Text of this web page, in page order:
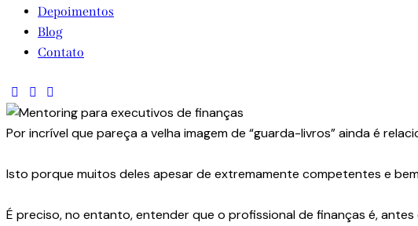
Depoimentos
Blog
Contato
Por incrível que pareça a velha imagem de “guarda-livros” ainda é
Isto porque muitos deles apesar de extremamente competentes e
É preciso, no entanto, entender que o profissional de finanças é,